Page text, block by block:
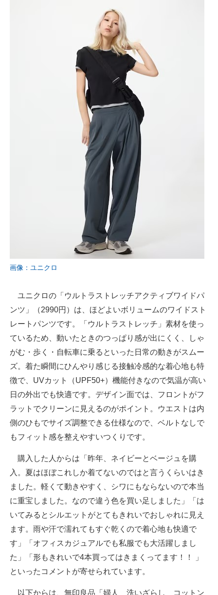
画像：ユニクロ
ユニクロの「ウルトラストレッチアクティブワイドパ
ンツ」（2990円）は、ほどよいボリュームのワイドスト
レートパンツです。「ウルトラストレッチ」素材を使っ
ているため、動いたときのつっぱり感が出にくく、しゃ
がむ・歩く・自転車に乗るといった日常の動きがスムー
ズ。着た瞬間にひんやり感じる接触冷感的な着心地も特
徴で、UVカット（UPF50+）機能付きなので気温が高い
日の外出でも快適です。デザイン面では、フロントがフ
ラットでクリーンに見えるのがポイント。ウエストは内
側のひもでサイズ調整できる仕様なので、ベルトなしで
もフィット感を整えやすいつくりです。
購入した人からは「昨年、ネイビーとベージュを購
入。夏はほぼこれしか着てないのではと言うくらいはき
ました。軽くて動きやすく、シワにもならないので本当
に重宝しました。なので違う色を買い足しました」「は
いてみるとシルエットがとてもきれいでおしゃれに見え
ます。雨や汗で濡れてもすぐ乾くので着心地も快適で
す」「オフィスカジュアルでも私服でも大活躍しまし
た」「形もきれいで4本買ってはきまくってます！！ 」
といったコメントが寄せられています。
以下からは、無印良品「婦人 洗いざらし コットン